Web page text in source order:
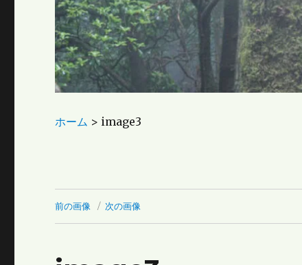
ホーム > image3
前の画像 次の画像